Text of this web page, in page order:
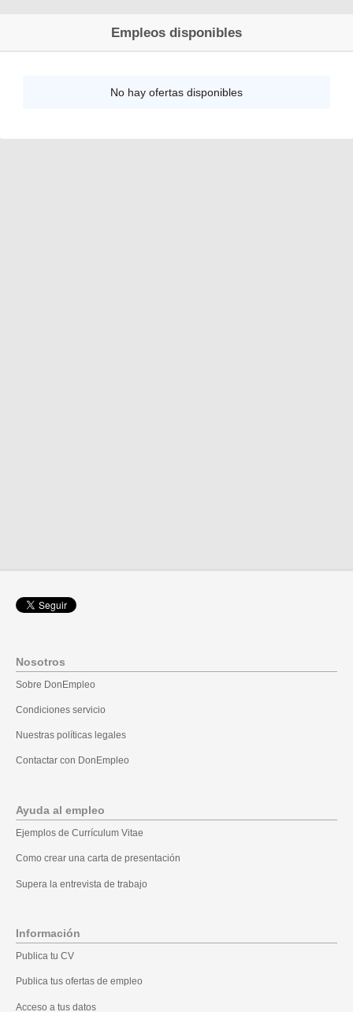
Empleos disponibles
No hay ofertas disponibles
Nosotros
Sobre DonEmpleo
Condiciones servicio
Nuestras políticas legales
Contactar con DonEmpleo
Ayuda al empleo
Ejemplos de Currículum Vitae
Como crear una carta de presentación
Supera la entrevista de trabajo
Información
Publica tu CV
Publica tus ofertas de empleo
Acceso a tus datos